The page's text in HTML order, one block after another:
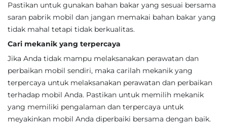
Pastikan untuk gunakan bahan bakar yang sesuai bersama
saran pabrik mobil dan jangan memakai bahan bakar yang
tidak mahal tetapi tidak berkualitas.
Cari mekanik yang terpercaya
Jika Anda tidak mampu melaksanakan perawatan dan
perbaikan mobil sendiri, maka carilah mekanik yang
terpercaya untuk melaksanakan perawatan dan perbaikan
terhadap mobil Anda. Pastikan untuk memilih mekanik
yang memiliki pengalaman dan terpercaya untuk
meyakinkan mobil Anda diperbaiki bersama dengan baik.